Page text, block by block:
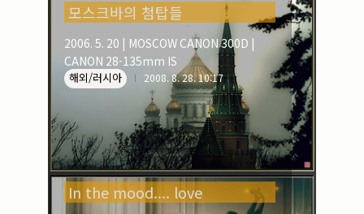
모스크바의 첨탑들
2006. 5. 20 | MOSCOW CANON 300D |
CANON 28-135mm IS
해외/러시아 2008. 8. 28. 10:17
In the mood.... love